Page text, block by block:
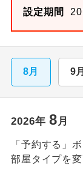
設定期間
8月 9月
2026年 8月
「予約する」
部屋タイプを